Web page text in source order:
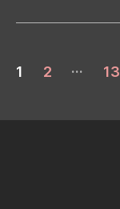
Posts
1 2 … 13